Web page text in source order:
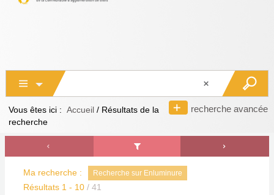
recherche avancée
Vous êtes ici : Accueil / Résultats de la
recherche
Ma recherche : Recherche sur Enluminure
Résultats 1 - 10 / 41